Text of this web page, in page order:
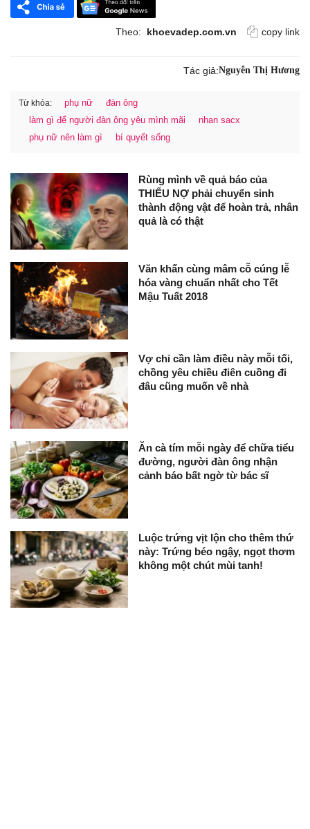
Theo: khoevadep.com.vn copy link
Tác giả:Nguyễn Thị Hương
Từ khóa: phụ nữ
đàn ông
làm gì để người đàn ông yêu mình mãi
nhan sacx
phụ nữ nên làm gì
bí quyết sống
Rùng mình về quả báo của
THIẾU NỢ phải chuyển sinh
thành động vật để hoàn trả, nhân
quả là có thật
Văn khấn cùng mâm cỗ cúng lễ
hóa vàng chuẩn nhất cho Tết
Mậu Tuất 2018
Vợ chỉ cần làm điều này mỗi tối,
chồng yêu chiều điên cuồng đi
đâu cũng muốn về nhà
Ăn cà tím mỗi ngày để chữa tiểu
đường, người đàn ông nhận
cảnh báo bất ngờ từ bác sĩ
Luộc trứng vịt lộn cho thêm thứ
này: Trứng béo ngậy, ngọt thơm
không một chút mùi tanh!